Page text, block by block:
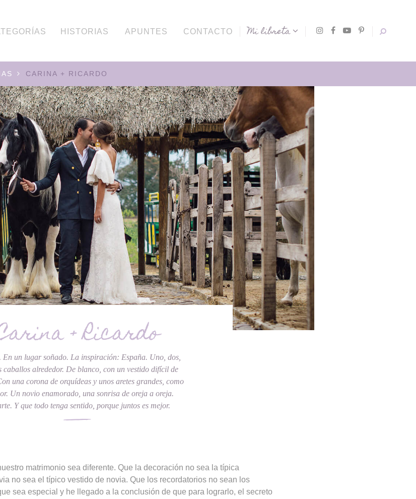
HISTORIAS APUNTES CONTACTO Mi libreta
CARINA + RICARDO
+ Ricardo
En un lugar soñado. La inspiración: España. Uno, dos,
caballos alrededor. De blanco, con un vestido difícil de
una corona de orquídeas y unos aretes grandes, como
Un novio enamorado, una sonrisa de oreja a oreja.
Y que todo tenga sentido, porque juntos es mejor.
matrimonio sea diferente. Que la decoración no sea la típica
no sea el típico vestido de novia. Que los recordatorios no sean los
sea especial y he llegado a la conclusión de que para lograrlo, el secreto